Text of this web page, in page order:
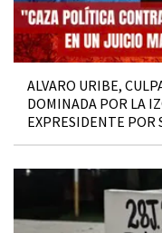
ALVARO URIBE,
DOMINADA POR LA
EXPRESIDENTE POR